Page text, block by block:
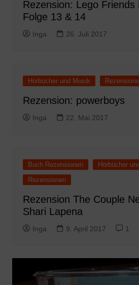
Rezension: Lego Friends
Folge 13 & 14
Inga 26. Juli 2017
Hörbücher und Musik
Rezension: powerboys
Inga 22. Mai 2017
Buch Rezensionen
Hörbücher
Rezensionen
Rezension The Couple
Shari Lapena
Inga 9. April 2017 1